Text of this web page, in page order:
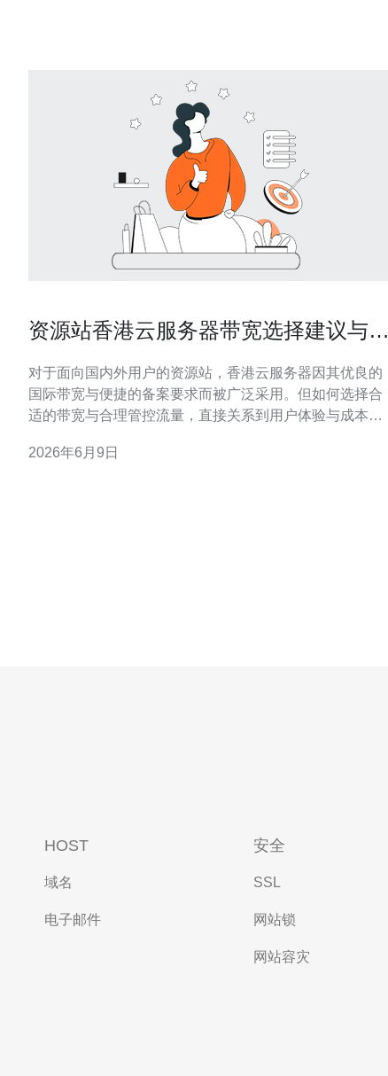
资源站香港云服务器带宽选择建议与流
对于面向国内外用户的资源站，香港云服务器因其优良的
国际带宽与便捷的备案要求而被广泛采用。但如何选择合
适的带宽与合理管控流量，直接关系到用户体验与成本控
四方面给出可执行的建议，并提供购买参考。 首先明确两
2026年6月9日
HOST
域名
电子邮件
安全
SSL
网站锁
网站容灾